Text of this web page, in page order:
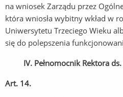
na wniosek Zarządu przez
która wniosła wybitny wkład w
Uniwersytetu Trzeciego Wieku
się do polepszenia
IV. Pełnomocnik Rektora ds.
Art. 14.